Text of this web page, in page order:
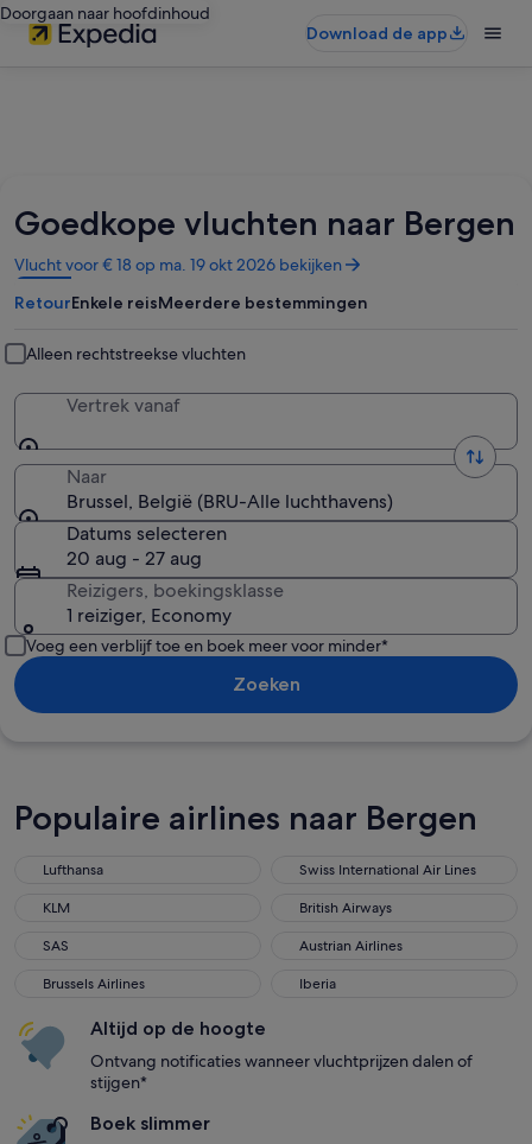
Doorgaan naar hoofdinhoud
Download de app
Goedkope vluchten naar Bergen
Vlucht voor € 18 op ma. 19 okt 2026 bekijken
Opent
in
een
venster
RetourEnkele reisMeerdere bestemmingen
Alleen rechtstreekse vluchten
Vertrek vanaf
Naar
Brussel, België (BRU-Alle luchthavens)
Datums selecteren
20 aug - 27 aug
Reizigers, boekingsklasse
1 reiziger, Economy
Voeg een verblijf toe en boek meer voor minder*
Zoeken
Populaire airlines naar Bergen
Lufthansa
Lufthansa Swiss International Air Lines
Swiss International Air Lines
KLM
KLM British Airways
British Airways
SAS
SAS Austrian Airlines
Austrian Airlines
Brussels Airlines
Brussels Airlines Iberia
Iberia
Altijd op de hoogte
Ontvang notificaties wanneer vluchtprijzen dalen of
stijgen*
Boek slimmer